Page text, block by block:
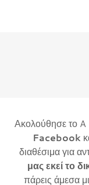
Ακολούθησε το
Facebook
διαθέσιμα για
μας εκεί το
πάρεις άμεσα